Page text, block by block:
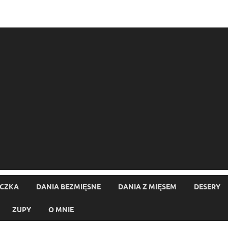
DANIA BEZMIĘSNE DANIA Z MIĘSEM DESERY
ZUPY O MNIE